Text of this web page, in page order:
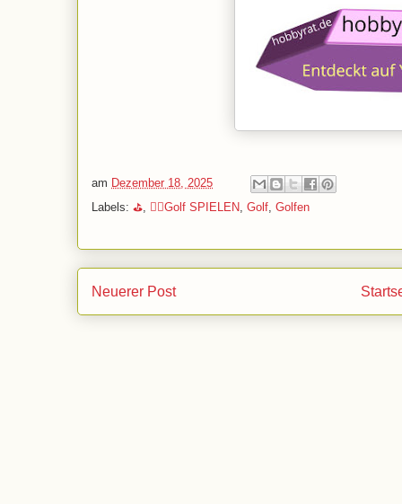
am Dezember 18, 2025
Labels: ⛳ 🏌️‍♂️Golf SPIELEN Golf Golfen
Neuerer Post